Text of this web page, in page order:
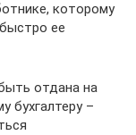
которому
ее
отдана на
бухгалтеру –